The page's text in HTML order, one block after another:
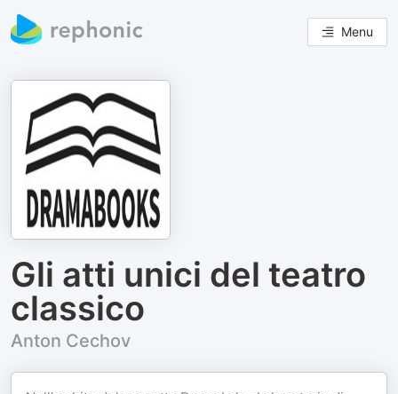
Menu
Gli atti unici del teatro
classico
Anton Cechov